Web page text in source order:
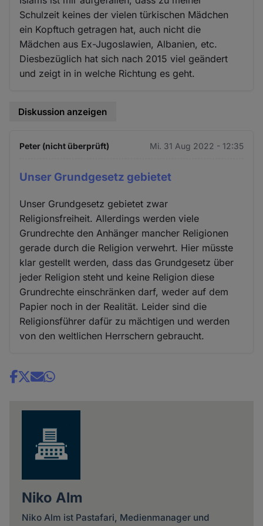
Schulzeit keines der vielen türkischen Mädchen
ein Kopftuch getragen hat, auch nicht die
Mädchen aus Ex-Jugoslawien, Albanien, etc.
Diesbezüglich hat sich nach 2015 viel geändert
und zeigt in in welche Richtung es geht.
Diskussion anzeigen
Peter (nicht überprüft) Mi. 31 Aug 2022 - 12:35
Unser Grundgesetz gebietet
Unser Grundgesetz gebietet zwar
Religionsfreiheit. Allerdings werden viele
Grundrechte den Anhänger mancher Religionen
gerade durch die Religion verwehrt. Hier müsste
klar gestellt werden, dass das Grundgesetz über
jeder Religion steht und keine Religion diese
Grundrechte einschränken darf, weder auf dem
Papier noch in der Realität. Leider sind die
Religionsführer dafür zu mächtigen und werden
von den weltlichen Herrschern gebraucht.
Share
Niko Alm
Niko Alm ist Pastafari, Medienmanager und